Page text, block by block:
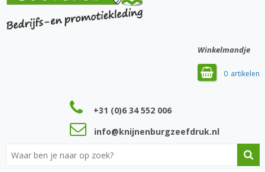
Winkelmandje
0
+31 (0)6 34 552 006
info@knijnenburgzeefdruk.nl